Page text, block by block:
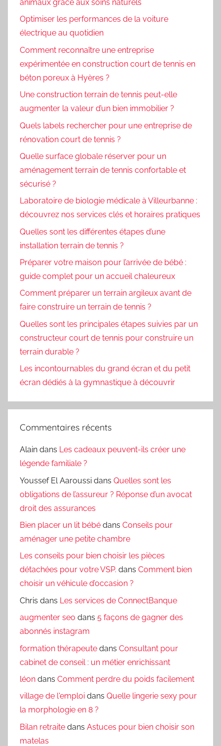
animaux grâce aux soins naturels
Optimiser les performances de la voiture
électrique au quotidien
Comment reconnaître une entreprise
expérimentée en construction court de tennis en
béton poreux à Hyères ?
Une construction terrain de tennis peut-elle
augmenter la valeur d’un bien immobilier ?
Quels labels rechercher pour une entreprise de
rénovation court de tennis ?
Quelle surface globale réserver pour un
aménagement terrain de tennis confortable et
sécurisé ?
Laboratoire de biologie médicale à Villeurbanne :
découvrez nos services clés et horaires pratiques
Quelles sont les différentes étapes d’une
installation terrain de tennis ?
Préparer votre maison pour l’arrivée de bébé :
guide complet pour un accueil chaleureux
Comment préparer un terrain argileux avant de
faire construire un terrain de tennis ?
Quelles sont les principales étapes suivies par un
constructeur court de tennis pour construire un
terrain durable ?
Les incontournables du grand écran et du petit
écran dédiés à la gymnastique à découvrir
Commentaires récents
Alain dans Les cadeaux peuvent-ils créer une
légende familiale ?
Youssef El Aaroussi dans Quelles sont les
obligations de l’assureur ? Réponse d’un avocat
droit des assurances
Bien placer un lit bébé dans Conseils pour
aménager une petite chambre
Les conseils pour bien choisir les pièces
détachées pour votre VSP. dans Comment bien
choisir un véhicule d’occasion ?
Chris dans Les services de ConnectBanque
augmenter seo dans 5 façons de gagner des
abonnés instagram
formation thérapeute dans Consultant pour
cabinet de conseil : un métier enrichissant
léon dans Comment perdre du poids facilement
village de l'emploi dans Quelle lingerie sexy pour
la morphologie en 8 ?
Bilan retraite dans Astuces pour bien choisir son
matelas